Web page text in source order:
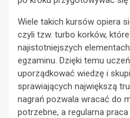
Wiele takich kursów opiera
czyli tzw. turbo korków,
najistotniejszych
egzaminu. Dzięki temu
uporządkować wiedzę i
sprawiających największą
nagrań pozwala wracać do
potrzebne, a regularna